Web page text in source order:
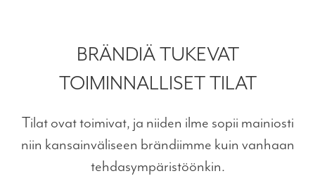
BRÄNDIÄ TUKEVAT
TOIMINNALLISET TILAT
Tilat ovat toimivat, ja niiden ilme sopii mainiosti
niin kansainväliseen brändiimme kuin vanhaan
tehdasympäristöönkin.